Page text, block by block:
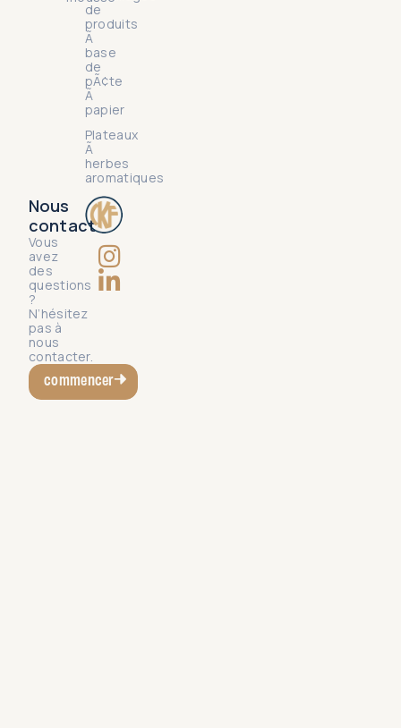
de
produits
Ã
base
de
pÃ¢te
Ã
papier
Plateaux
Ã
herbes
aromatiques
Nous
contact
Vous
avez
des
questions
?
N’hésitez
pas à
nous
contacter.
commencer